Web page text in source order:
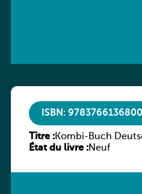
ISBN: 9783766136800
Titre :Kombi-Buch
État du livre :Neuf